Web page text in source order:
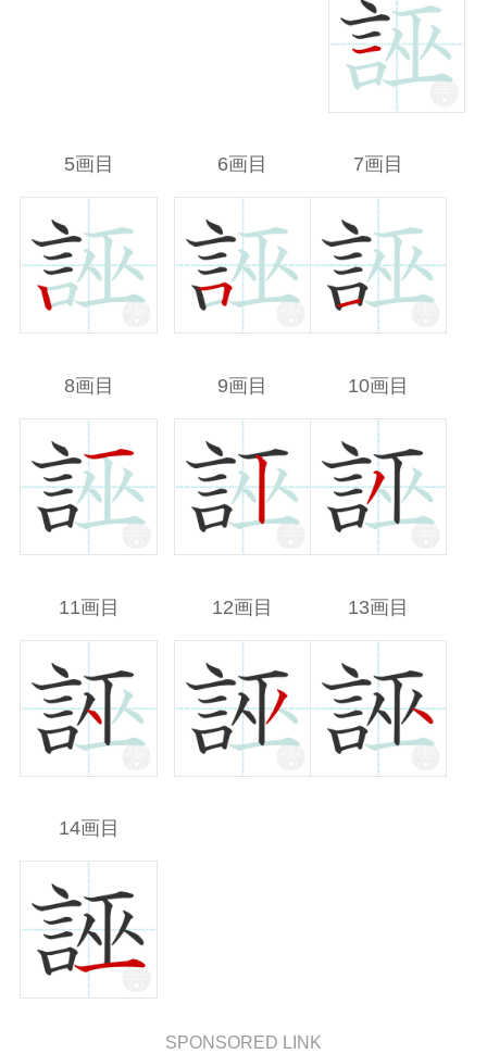
5画目 6画目 7画目
8画目 9画目 10画目
11画目 12画目 13画目
14画目
SPONSORED LINK